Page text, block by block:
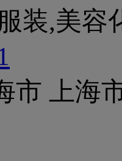
装,美容
市 上海